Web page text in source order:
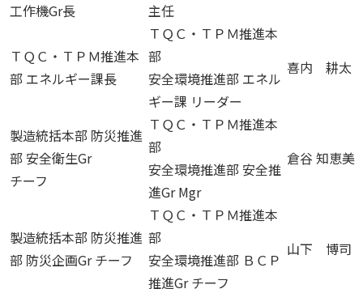
工作機Gr長
主任
ＴＱＣ・ＴＰＭ推進本
部 エネルギー課長
ＴＱＣ・ＴＰＭ推進本
部
安全環境推進部 エネル
ギー課 リーダー
喜内 耕太
製造統括本部 防災推進
部 安全衛生Gr
チーフ
ＴＱＣ・ＴＰＭ推進本
部
安全環境推進部 安全推
進Gr Mgr
倉谷 知恵美
製造統括本部 防災推進
部 防災企画Gr チーフ
ＴＱＣ・ＴＰＭ推進本
部
安全環境推進部 ＢＣＰ
推進Gr チーフ
山下 博司